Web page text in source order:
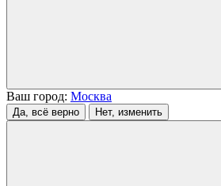
Ваш город: Москва
Да, всё верно Нет, изменить